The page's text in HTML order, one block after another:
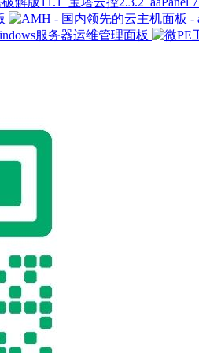
服务器运维管理面板